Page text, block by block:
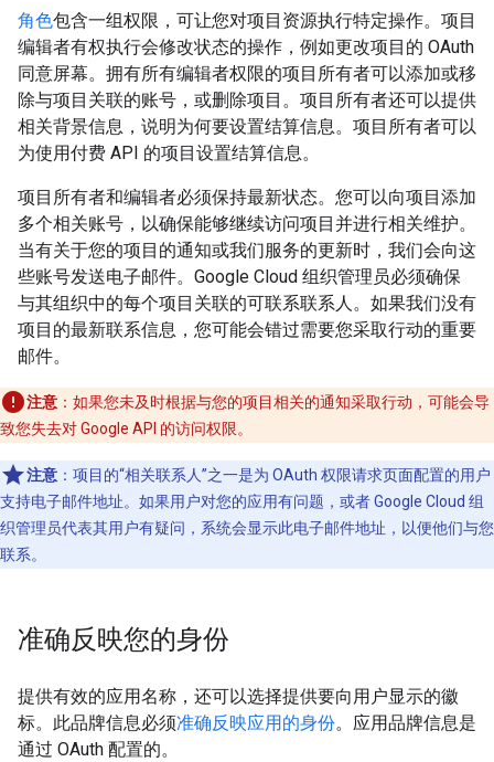
角色包含一组权限，可让您对项目资源执行特定操作。项目
编辑者有权执行会修改状态的操作，例如更改项目的 OAuth
同意屏幕。拥有所有编辑者权限的项目所有者可以添加或移
除与项目关联的账号，或删除项目。项目所有者还可以提供
相关背景信息，说明为何要设置结算信息。项目所有者可以
为使用付费 API 的项目设置结算信息。
项目所有者和编辑者必须保持最新状态。您可以向项目添加
多个相关账号，以确保能够继续访问项目并进行相关维护。
当有关于您的项目的通知或我们服务的更新时，我们会向这
些账号发送电子邮件。Google Cloud 组织管理员必须确保
与其组织中的每个项目关联的可联系联系人。如果我们没有
项目的最新联系信息，您可能会错过需要您采取行动的重要
邮件。
注意 ：如果您未及时根据与您的项目相关的通知采取行动，可能会导
致您失去对 Google API 的访问权限。
注意 ：项目的“相关联系人”之一是为 OAuth 权限请求页面配置的用户
支持电子邮件地址。如果用户对您的应用有问题，或者 Google Cloud 组
织管理员代表其用户有疑问，系统会显示此电子邮件地址，以便他们与您
联系。
准确反映您的身份
提供有效的应用名称，还可以选择提供要向用户显示的徽
标。此品牌信息必须准确反映应用的身份。应用品牌信息是
通过 OAuth 配置的。